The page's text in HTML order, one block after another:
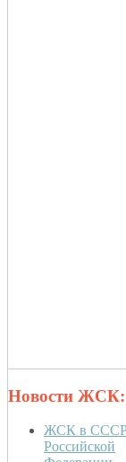
Новости ЖСК:
ЖСК в СССР
Российской